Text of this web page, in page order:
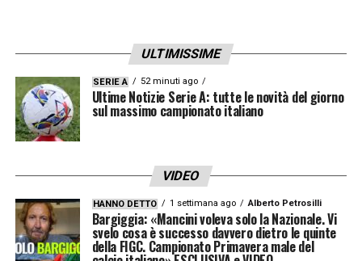
Il caso che sta facendo più discutere è
quello del portiere. Arrivato tra aspettative
alte dopo le stagioni alMonza, non avrebbe
dato quelle garanzie continue che la
ULTIMISSIME
SERIE A 52 minuti ago
Ultime Notizie Serie A: tutte le novità del giorno
sul massimo campionato italiano
VIDEO
HANNO DETTO 1 settimana ago Alberto Petrosilli
Bargiggia: «Mancini voleva solo la Nazionale. Vi
svelo cosa è successo davvero dietro le quinte
della FIGC. Campionato Primavera male del